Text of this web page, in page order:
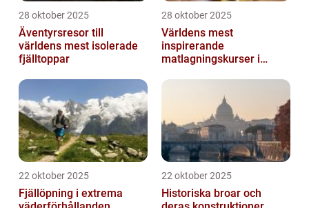
28 oktober 2025
Äventyrsresor till
världens mest isolerade
fjälltoppar
28 oktober 2025
Världens mest
inspirerande
matlagningskurser i
22 oktober 2025
Fjällöpning i extrema
22 oktober 2025
Historiska broar och